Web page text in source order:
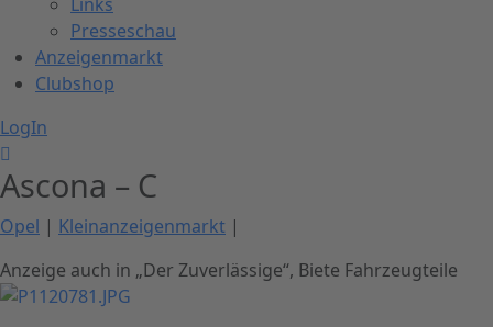
Presseschau
Anzeigenmarkt
Clubshop
LogIn
Ascona – C
Opel | Kleinanzeigenmarkt |
Anzeige auch in „Der Zuverlässige“, Biete Fahrzeugteile